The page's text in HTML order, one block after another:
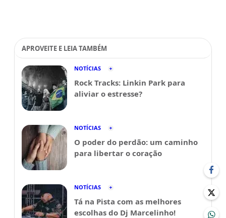
APROVEITE E LEIA TAMBÉM
NOTÍCIAS
Rock Tracks: Linkin Park para
aliviar o estresse?
NOTÍCIAS
O poder do perdão: um caminho
para libertar o coração
NOTÍCIAS
Tá na Pista com as melhores
escolhas do Dj Marcelinho!